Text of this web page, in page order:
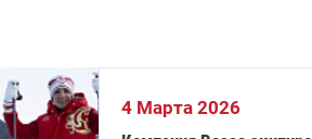
4 Марта 2026